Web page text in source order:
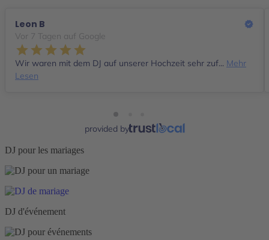
Leon B
Vor 7 Tagen auf Google
Wir waren mit dem DJ auf unserer Hochzeit sehr zuf... Mehr
Lesen
provided by
DJ pour les mariages
DJ d'événement